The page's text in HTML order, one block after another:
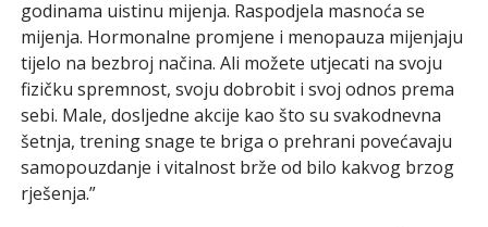
godinama uistinu mijenja. Raspodjela masnoća se
mijenja. Hormonalne promjene i menopauza mijenjaju
tijelo na bezbroj načina. Ali možete utjecati na svoju
fizičku spremnost, svoju dobrobit i svoj odnos prema
sebi. Male, dosljedne akcije kao što su svakodnevna
šetnja, trening snage te briga o prehrani povećavaju
samopouzdanje i vitalnost brže od bilo kakvog brzog
rješenja.”